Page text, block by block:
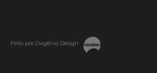
Feito por Oxigênio Design